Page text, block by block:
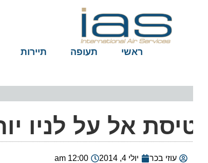
ראשי תעופה תיירות
אל על לניו
עוזי בכר יולי 4, 2014 12:00 am